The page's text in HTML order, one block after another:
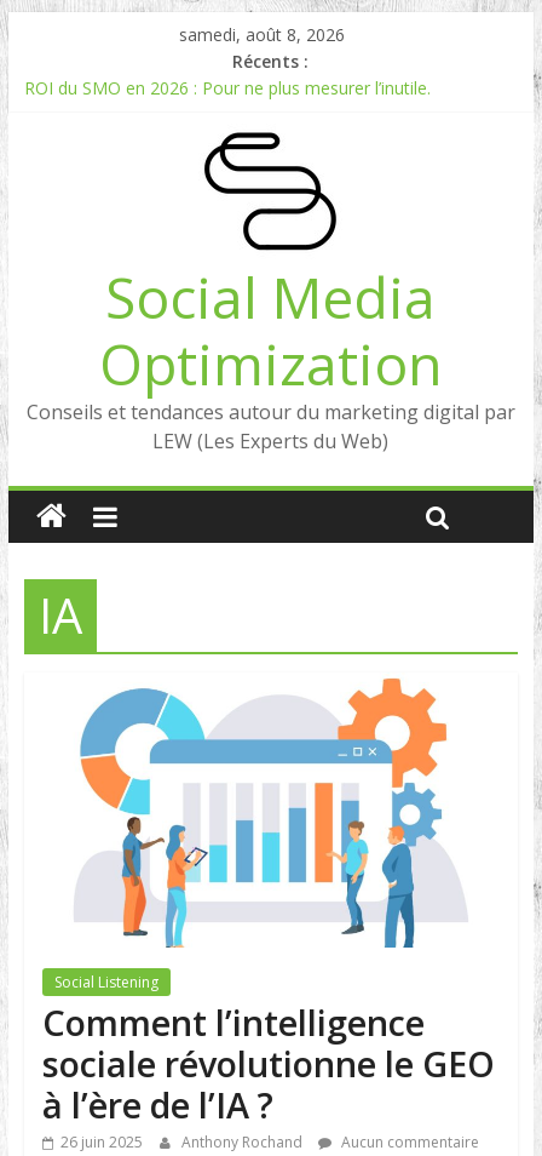
samedi, août 8, 2026
Récents :
ROI du SMO en 2026 : Pour ne plus mesurer l’inutile.
Experts en Social Listening en France : qui sont les références
Reddit, la brique manquante entre Social Intelligence et AIO
Comment votre e-réputation dépend du social listening et des
Social Media
Optimization
Conseils et tendances autour du marketing digital par
LEW (Les Experts du Web)
IA
Social Listening
Comment l’intelligence
sociale révolutionne le GEO
à l’ère de l’IA ?
26 juin 2025 Anthony Rochand
Aucun commentaire